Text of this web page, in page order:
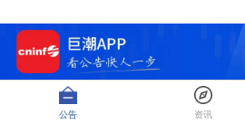
公告 资讯